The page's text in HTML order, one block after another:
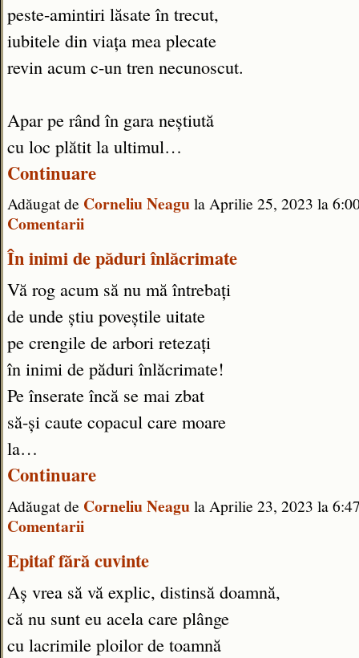
peste-amintiri lăsate în trecut,
iubitele din viața mea plecate
revin acum c-un tren necunoscut.
Apar pe rând în gara neștiută
cu loc plătit la ultimul…
Continuare
Adăugat de Corneliu Neagula Aprilie 25, 2023 la
Comentarii
În inimi de păduri înlăcrimate
Vă rog acum să nu mă întrebați
de unde știu poveștile uitate
pe crengile de arbori retezați
în inimi de păduri înlăcrimate!
Pe înserate încă se mai zbat
să-și caute copacul care moare
la…
Continuare
Adăugat de Corneliu Neagula Aprilie 23, 2023 la
Comentarii
Epitaf fără cuvinte
Aș vrea să vă explic, distinsă doamnă,
că nu sunt eu acela care plânge
cu lacrimile ploilor de toamnă